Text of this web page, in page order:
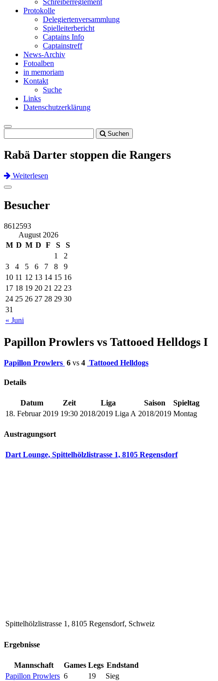
Protokolle
Delegiertenversammlung
Spielleiterbericht
Captains Info
Captainstreff
News-Archiv
Fotoalben
in memoriam
Kontakt
Suche
Links
Datenschutzerklärung
Toggle
navigation
Suchen
Rabä Darter stoppen die Rangers
Weiterlesen
Previous
Next
Toggle
Besucher
8612593
August 2026
M D M D F S S
« Juni
1
2
3
4 5 6 7 8
9
10 11 12 13 14 15 16
17 18 19 20 21 22 23
24 25 26 27 28 29 30
31
Papillon Prowlers vs Tattooed Helldogs I
Papillon Prowlers 6 vs 4 Tattooed Helldogs
Details
Datum Zeit Liga Saison
Spieltag
18. Februar 2019 19:30 2018/2019 Liga A 2018/2019 Montag
Austragungsort
Dart Lounge, Spittelhölzlistrasse 1, 8105 Regensdorf
Spittelhölzlistrasse 1, 8105 Regensdorf, Schweiz
Ergebnisse
Mannschaft Games Legs Endstand
Papillon Prowlers 6 19
Sieg